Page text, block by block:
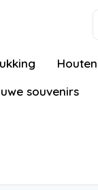
souvenirs